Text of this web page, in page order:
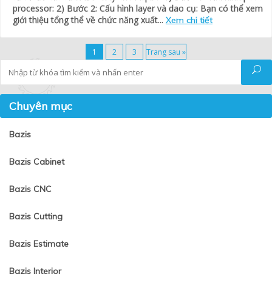
processor: 2) Bước 2: Cấu hình layer và dao cụ: Bạn có thể xem
giới thiệu tổng thể về chức năng xuất... Xem chi tiết
1 2 3 Trang sau »
Chuyên mục
Bazis
Bazis Cabinet
Bazis CNC
Bazis Cutting
Bazis Estimate
Bazis Interior